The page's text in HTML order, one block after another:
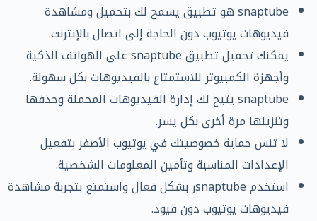
snaptube هو تطبيق يسمح لك بتحميل ومشاهدة
فيديوهات يوتيوب دون الحاجة إلى اتصال بالإنترنت.
يمكنك تحميل تطبيق snaptube على الهواتف الذكية
وأجهزة الكمبيوتر للاستمتاع بالفيديوهات بكل سهولة.
snaptube يتيح لك إدارة الفيديوهات المحملة وحذفها
وتنزيلها مرة أخرى بكل يسر.
لا تنسَ حماية خصوصيتك في يوتيوب الأصفر بتفعيل
الإعدادات المناسبة وتأمين المعلومات الشخصية.
استخدم snaptubeر بشكل فعال واستمتع بتجربة مشاهدة
فيديوهات يوتيوب دون قيود.